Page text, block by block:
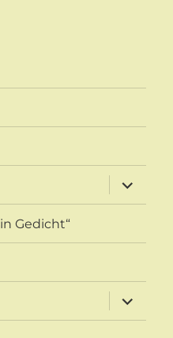
öffnen
Gedicht“
öffnen